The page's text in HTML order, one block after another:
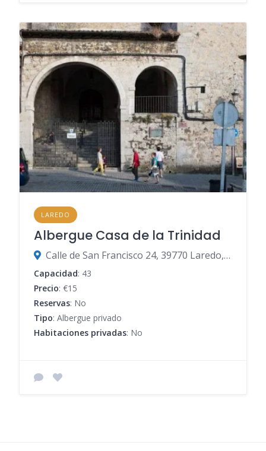
LAREDO
Albergue Casa de la Trinidad
Calle de San Francisco 24, 39770 Laredo, Cantabria, España
Capacidad: 43
Precio: €15
Reservas: No
Tipo: Albergue privado
Habitaciones privadas: No